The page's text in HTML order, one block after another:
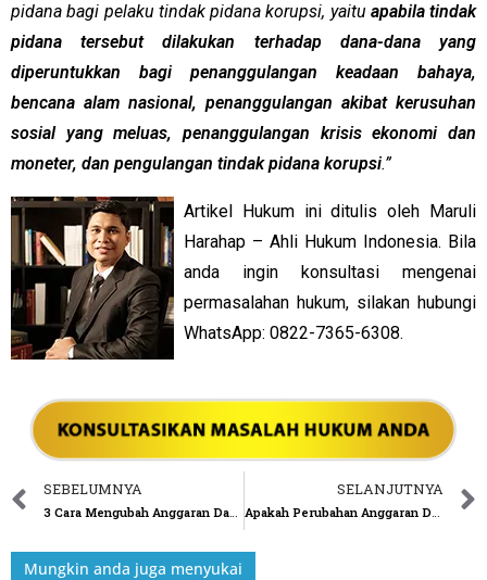
pidana bagi pelaku tindak pidana korupsi, yaitu apabila tindak
pidana tersebut dilakukan terhadap dana-dana yang
diperuntukkan bagi penanggulangan keadaan bahaya,
bencana alam nasional, penanggulangan akibat kerusuhan
sosial yang meluas, penanggulangan krisis ekonomi dan
moneter, dan pengulangan tindak pidana korupsi.”
Artikel Hukum ini ditulis oleh Maruli
Harahap – Ahli Hukum Indonesia. Bila
anda ingin konsultasi mengenai
permasalahan hukum, silakan hubungi
WhatsApp: 0822-7365-6308.
SEBELUMNYA
3 Cara Mengubah Anggaran Dasar Perusahaan
SELANJUTNYA
Apakah Perubahan Anggaran Dasar Perusahaan Harus Diberitahukan ke Menteri Hukum dan Hak Asasi Manusia?
Mungkin anda juga menyukai